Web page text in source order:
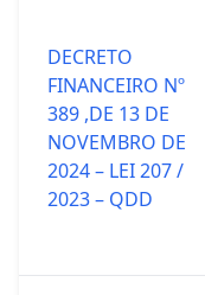
DECRETO
FINANCEIRO Nº
389 ,DE 13 DE
NOVEMBRO DE
2024 – LEI 207 /
2023 – QDD